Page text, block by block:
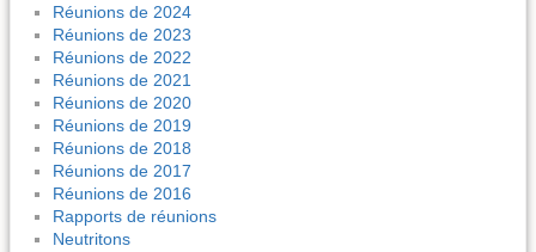
Réunions de 2024
Réunions de 2023
Réunions de 2022
Réunions de 2021
Réunions de 2020
Réunions de 2019
Réunions de 2018
Réunions de 2017
Réunions de 2016
Rapports de réunions
Neutritons